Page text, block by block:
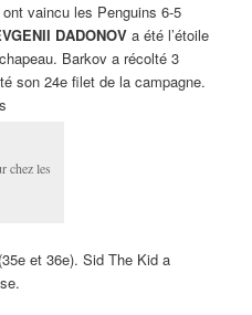
vaincu les Penguins 6-5
DADONOVa été l’étoile
Barkov a récolté 3
son 24e filet de la campagne.
chez les
et 36e). Sid The Kid a